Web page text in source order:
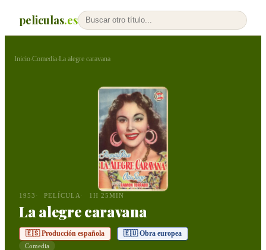
peliculas.es
Inicio›Comedia›La alegre caravana
1953 PELÍCULA 1H 25MIN
La alegre caravana
🇪🇸 Producción española 🇪🇺 Obra europea
Comedia